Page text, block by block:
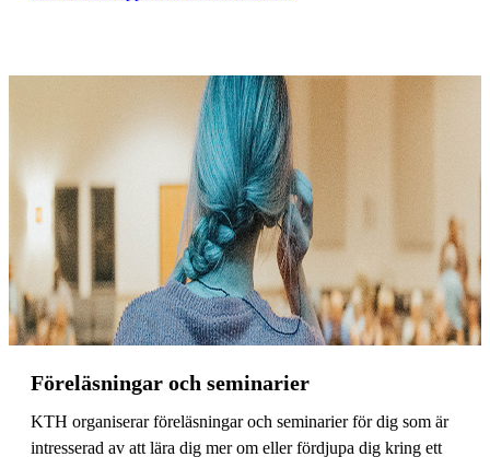
Föreläsningar och seminarier
KTH organiserar föreläsningar och seminarier för dig som är
intresserad av att lära dig mer om eller fördjupa dig kring ett